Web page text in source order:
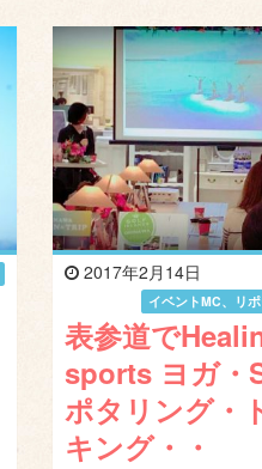
2017年2月14日
イベントMC、リ
表参道で
sports ヨガ・
ポタリング・
キング・・